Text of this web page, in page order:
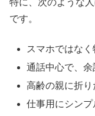
特に、次のような
です。
スマホではなく
通話中心で、余
高齢の親に折り
仕事用にシンプ